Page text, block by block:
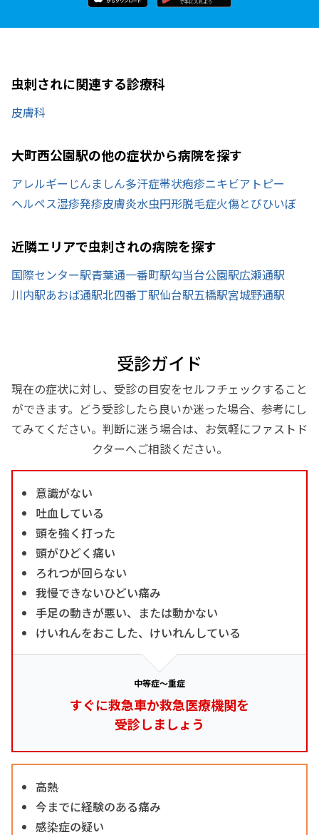
虫刺されに関連する診療科
皮膚科
大町西公園駅の他の症状から病院を探す
アレルギー じんましん多汗症帯状疱疹ニキビアトピー
ヘルペス湿疹発疹皮膚炎水虫円形脱毛症火傷とびひいぼ
近隣エリアで虫刺されの病院を探す
国際センター駅青葉通一番町駅勾当台公園駅広瀬通駅
川内駅あおば通駅北四番丁駅仙台駅五橋駅宮城野通駅
受診ガイド
現在の症状に対し、受診の目安をセルフチェックすること
ができます。どう受診したら良いか迷った場合、参考にし
てみてください。判断に迷う場合は、お気軽にファストド
クターへご相談ください。
意識がない
吐血している
頭を強く打った
頭がひどく痛い
ろれつが回らない
我慢できないひどい痛み
手足の動きが悪い、または動かない
けいれんをおこした、けいれんしている
中等症～重症
すぐに救急車か救急医療機関を
受診しましょう
高熱
今までに経験のある痛み
感染症の疑い